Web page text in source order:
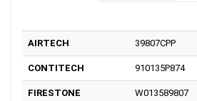
AIRTECH 39807CPP
CONTITECH 910135P874
FIRESTONE W013589807